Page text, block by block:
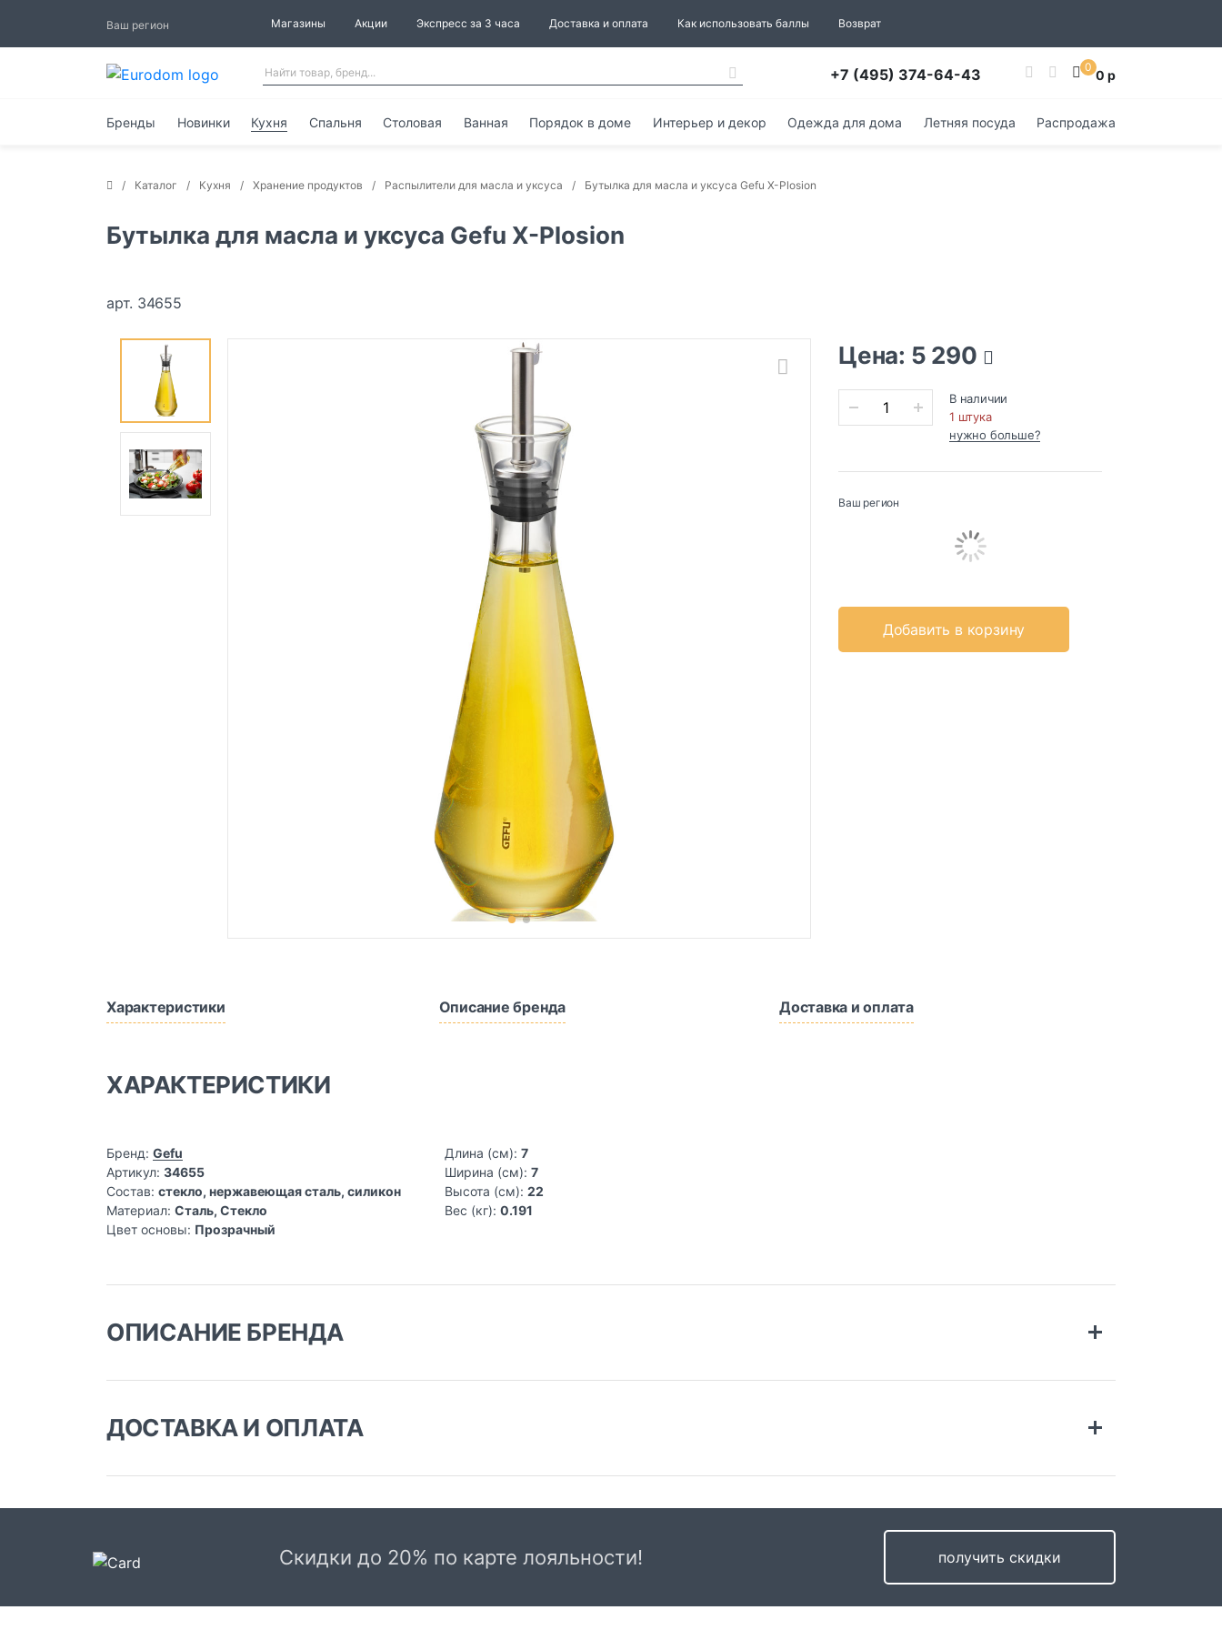
Ваш регион Магазины Акции Экспресс за 3 часа Доставка и оплата Как использовать баллы Возврат
+7 (495) 374-64-43 0 0 р
Бренды Новинки Кухня Спальня Столовая Ванная Порядок в доме Интерьер и декор Одежда для дома Летняя посуда Распродажа
Каталог Кухня Хранение продуктов Распылители для масла и уксуса Бутылка для масла и уксуса Gefu X-Plosion
Бутылка для масла и уксуса Gefu X-Plosion
арт. 34655
Цена: 5 290
В наличии
1 штука
нужно больше?
Ваш регион
Добавить в корзину
Характеристики Описание бренда Доставка и оплата
ХАРАКТЕРИСТИКИ
Бренд: Gefu
Артикул: 34655
Состав: стекло, нержавеющая сталь, силикон
Материал: Сталь, Стекло
Цвет основы: Прозрачный
Длина (см): 7
Ширина (см): 7
Высота (см): 22
Вес (кг): 0.191
ОПИСАНИЕ БРЕНДА
ДОСТАВКА И ОПЛАТА
Доставка в Москве и области Самовывоз из магазина на Трубной
интернет-магазина, вы можете заказать и
самостоятельно забрать по адресу: г. Москва,
часов c пн-вс.
Доставка по России
Стоимость доставки в Санкт-Петербург и 20км
Доставка во все регионы России возможна до
Скидки до 20% по карте лояльности! получить скидки